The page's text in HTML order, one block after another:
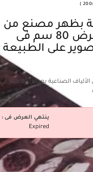
الألياف الصناعية بعرض 80 سم فى
على الطبيعة
مشاية مطبخ خفيفة بظهر مصنع من الألياف الصناعية بعرض 80 سم فى
ينتهي العرض فى :
Expired